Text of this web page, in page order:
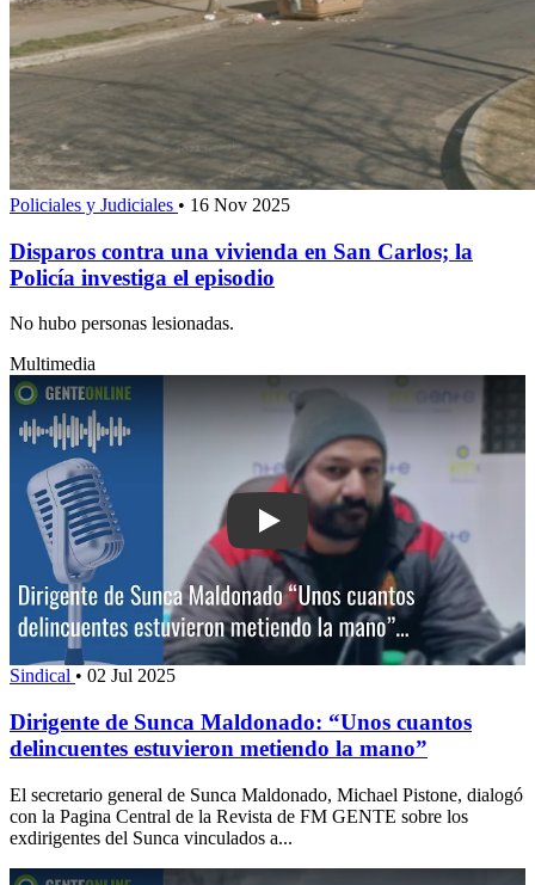
Policiales y Judiciales • 16 Nov 2025
Disparos contra una vivienda en San Carlos; la
Policía investiga el episodio
No hubo personas lesionadas.
Multimedia
Play: Dirigente de Sunca Maldonado:
Sindical • 02 Jul 2025
Dirigente de Sunca Maldonado: “Unos cuantos
delincuentes estuvieron metiendo la mano”
El secretario general de Sunca Maldonado, Michael Pistone, dialogó
con la Pagina Central de la Revista de FM GENTE sobre los
exdirigentes del Sunca vinculados a...